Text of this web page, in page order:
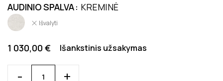
AUDINIO SPALVA KREMINĖ
Išvalyti
1 030,00 € Išankstinis užsakymas